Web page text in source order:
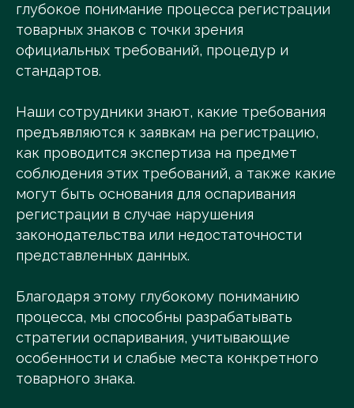
глубокое понимание процесса регистрации
товарных знаков с точки зрения
официальных требований, процедур и
стандартов.
Наши сотрудники знают, какие требования
предъявляются к заявкам на регистрацию,
как проводится экспертиза на предмет
соблюдения этих требований, а также какие
могут быть основания для оспаривания
регистрации в случае нарушения
законодательства или недостаточности
представленных данных.
Благодаря этому глубокому пониманию
процесса, мы способны разрабатывать
стратегии оспаривания, учитывающие
особенности и слабые места конкретного
товарного знака.